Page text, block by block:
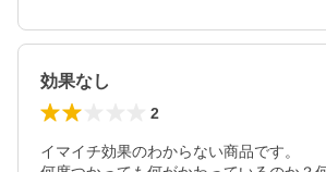
効果なし
2
イマイチ効果のわからない商品です。